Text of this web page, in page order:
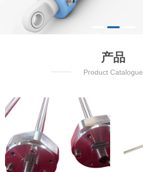
产品
Product Catalogue